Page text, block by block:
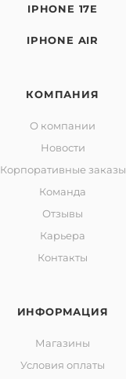
IPHONE 17E
IPHONE AIR
КОМПАНИЯ
О компании
Новости
Корпоративные заказы
Команда
Отзывы
Карьера
Контакты
ИНФОРМАЦИЯ
Магазины
Условия оплаты